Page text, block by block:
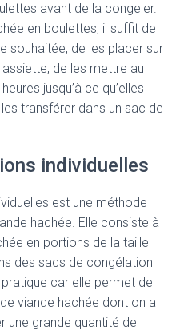
avant de la congeler.
en boulettes, il suffit de
souhaitée, de les placer sur
de les mettre au
jusqu’à ce qu’elles
transférer dans un sac de
individuelles
est une méthode
hachée. Elle consiste à
en portions de la taille
des sacs de congélation
car elle permet de
viande hachée dont on a
une grande quantité de